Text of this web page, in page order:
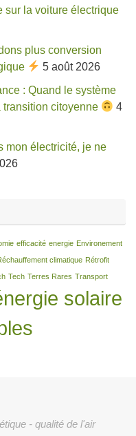
sur la voiture électrique
plus conversion
5 août 2026
: Quand le système
citoyenne
4
mon électricité, je ne
efficacité energie Environement
climatique Rétrofit
Tech Terres Rares Transport
solaire
- qualité de l'air